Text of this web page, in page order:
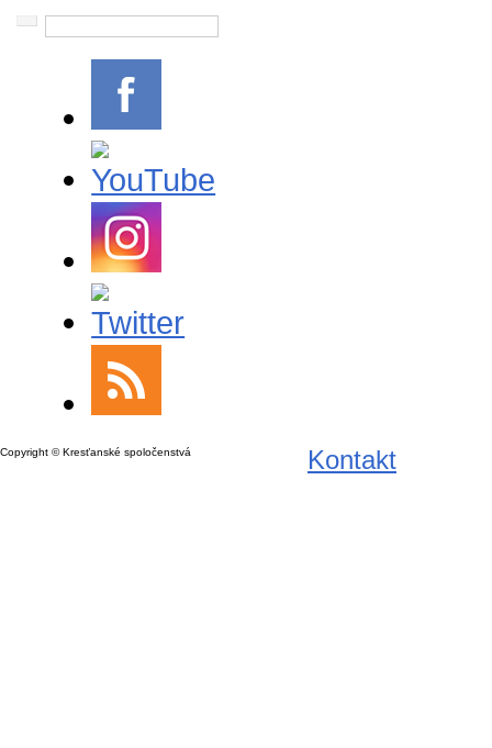
Copyright © Kresťanské spoločenstvá Kontakt